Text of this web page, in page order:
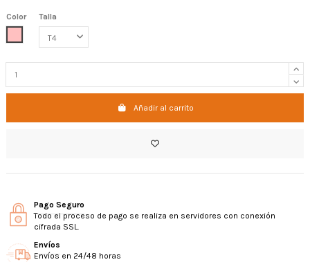
Color
ROSA CLARO
Talla
Añadir al carrito
Pago Seguro
Todo el proceso de pago se realiza en servidores con conexión
cifrada SSL.
Envíos
Envíos en 24/48 horas